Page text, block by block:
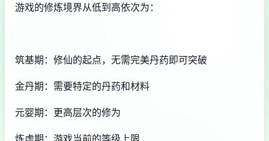
游戏的修炼境界从低到高依次为：
筑基期：修仙的起点，无需完美丹药即可突破
金丹期：需要特定的丹药和材料
元婴期：更高层次的修为
炼虚期：游戏当前的等级上限